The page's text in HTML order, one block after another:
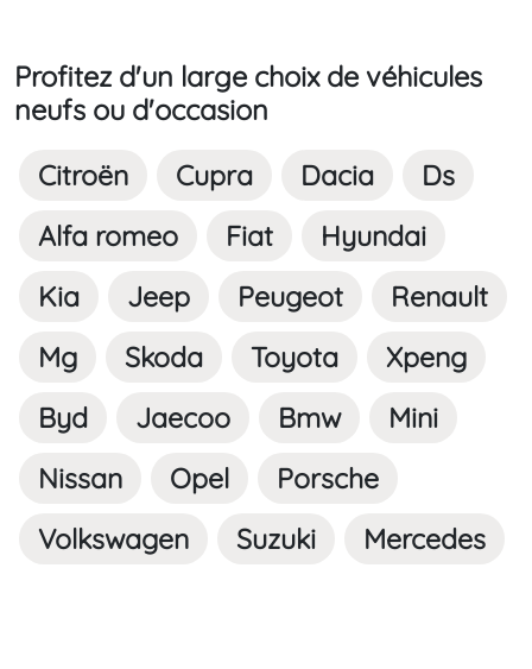
Profitez d'un large choix de véhicules
neufs ou d'occasion
Citroën Cupra Dacia
Ds
Alfa romeo
Fiat
Hyundai
Kia
Jeep Peugeot
Renault
Mg
Skoda Toyota
Xpeng
Byd
Jaecoo Bmw
Mini
Nissan
Opel
Porsche
Volkswagen
Suzuki Mercedes